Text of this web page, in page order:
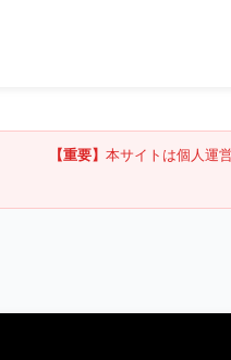
【重要】 本サイトは個人運